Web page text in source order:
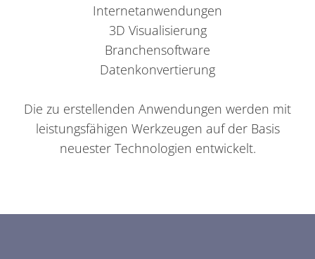
Internetanwendungen
3D Visualisierung
Branchensoftware
Datenkonvertierung
Die zu erstellenden Anwendungen werden mit
leistungsfähigen Werkzeugen auf der Basis
neuester Technologien entwickelt.